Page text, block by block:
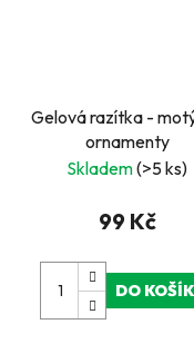
Gelová razítka -
ornamenty
Skladem(>5 ks)
99 Kč
DO